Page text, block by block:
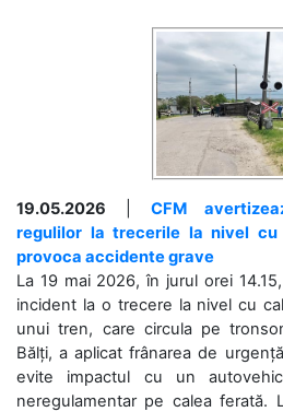
19.05.2026
CFM
regulilor la trecerile la nivel
provoca accidente grave
La 19 mai 2026, în jurul orei
incident la o trecere la nivel cu
unui tren, care circula pe
Bălți, a aplicat frânarea de
evite impactul cu un
neregulamentar pe calea ferată.